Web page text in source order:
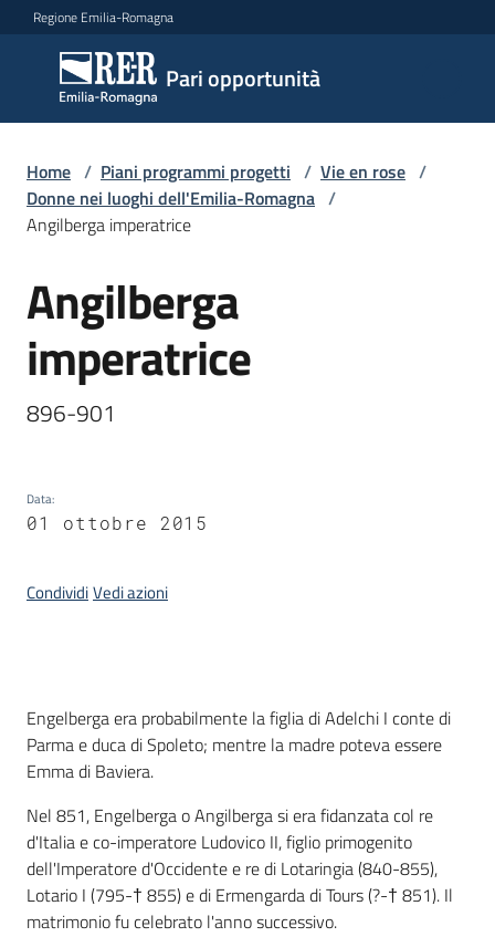
Vai al contenuto
Vai alla navigazione
Vai al footer
Regione Emilia-Romagna
Pari opportunità
Pari
opportunità
Argomenti
Novità
Servizi
Progetti
su
Home / Piani programmi progetti / Vie en rose /
Donne nei luoghi dell'Emilia-Romagna /
Angilberga imperatrice
Salta al contenuto
Angilberga
imperatrice
896-901
Data:
01 ottobre 2015
CondividiVedi azioni
Introduzione
Engelberga era probabilmente la figlia di Adelchi I conte di
Parma e duca di Spoleto; mentre la madre poteva essere
Emma di Baviera.
Nel 851, Engelberga o Angilberga si era fidanzata col re
d'Italia e co-imperatore Ludovico II, figlio primogenito
dell'Imperatore d'Occidente e re di Lotaringia (840-855),
Lotario I (795-† 855) e di Ermengarda di Tours (?-† 851). Il
matrimonio fu celebrato l'anno successivo.